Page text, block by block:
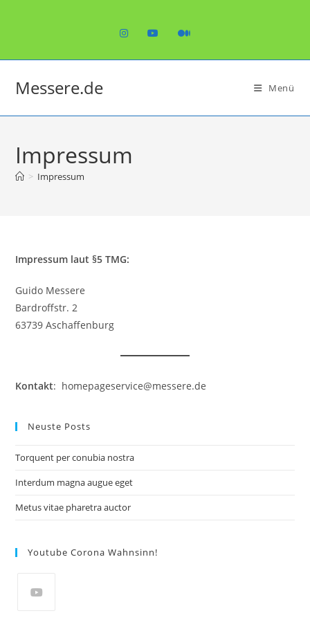
Messere.de Menü
Impressum
> Impressum
Impressum laut §5 TMG:
Guido Messere
Bardroffstr. 2
63739 Aschaffenburg
Kontakt: homepageservice@messere.de
Neuste Posts
Torquent per conubia nostra
Interdum magna augue eget
Metus vitae pharetra auctor
Youtube Corona Wahnsinn!